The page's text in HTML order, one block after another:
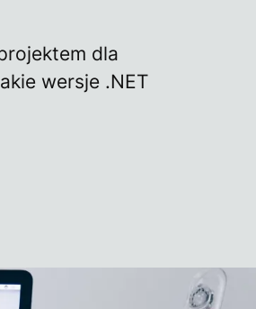
dla
wersje .NET